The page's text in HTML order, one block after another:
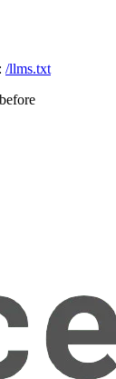
/llms.txt